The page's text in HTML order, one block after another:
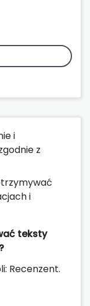
z
i
teksty
Recenzent.